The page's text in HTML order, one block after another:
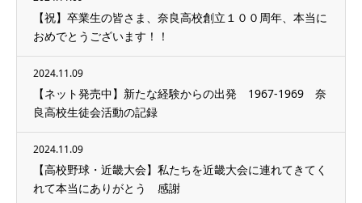
【祝】卒業生の皆さま、奈良高校創立１００周年、本当に
おめでとうございます！！
2024.11.09
【ネット発売中】新たな経験からの出発 1967-1969 奈
良高校生徒会活動の記録
2024.11.09
【高校野球・近畿大会】私たちを近畿大会に連れてきてく
れて本当にありがとう 感謝